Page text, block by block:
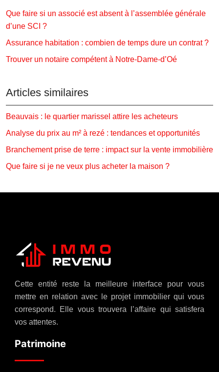
Que faire si un associé est absent à l’assemblée générale
d’une SCI ?
Assurance habitation : combien de temps dure un contrat ?
Trouver un notaire compétent à Notre-Dame-d’Oé
Articles similaires
Beauvais : le quartier marissel attire les acheteurs
Analyse du prix au m² à rezé : tendances et opportunités
Branchement prise de terre : impact sur la vente immobilière
Que faire si je ne veux plus acheter la maison ?
Cette entité reste la meilleure interface pour vous
mettre en relation avec le projet immobilier qui vous
correspond. Elle vous trouvera l’affaire qui satisfera
vos attentes.
Patrimoine